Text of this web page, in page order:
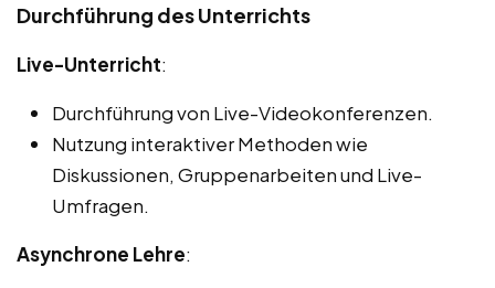
Durchführung des Unterrichts
Live-Unterricht:
Durchführung von Live-Videokonferenzen.
Nutzung interaktiver Methoden wie
Diskussionen, Gruppenarbeiten und Live-
Umfragen.
Asynchrone Lehre: